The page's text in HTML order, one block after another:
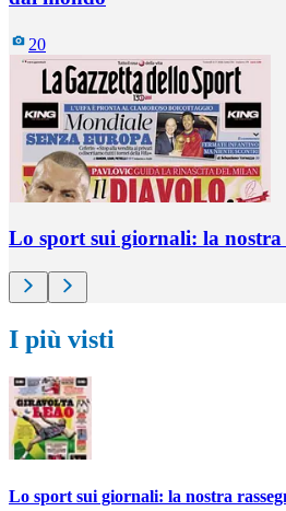
20
Lo sport sui giornali: la nostra
I più visti
Lo sport sui giornali: la nostra